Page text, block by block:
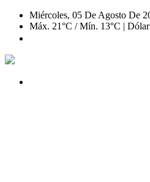
Miércoles, 05 De Agosto De
Máx. 21°C / Mín. 13°C |